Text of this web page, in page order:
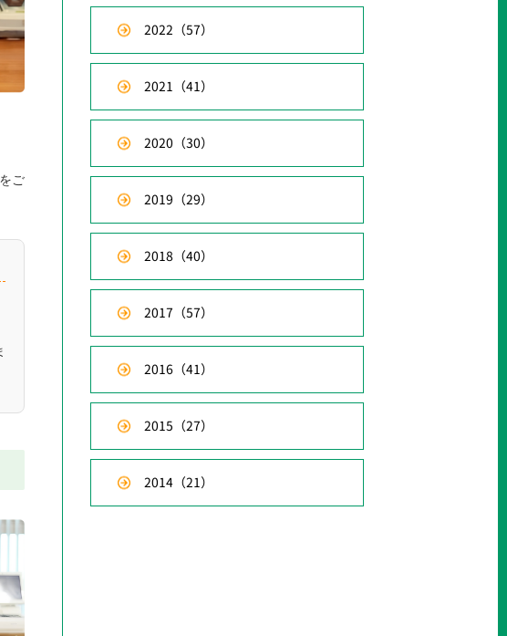
ご
2022 （57）
2021 （41）
2020 （30）
2019 （29）
2018 （40）
2017 （57）
2016 （41）
2015 （27）
2014 （21）